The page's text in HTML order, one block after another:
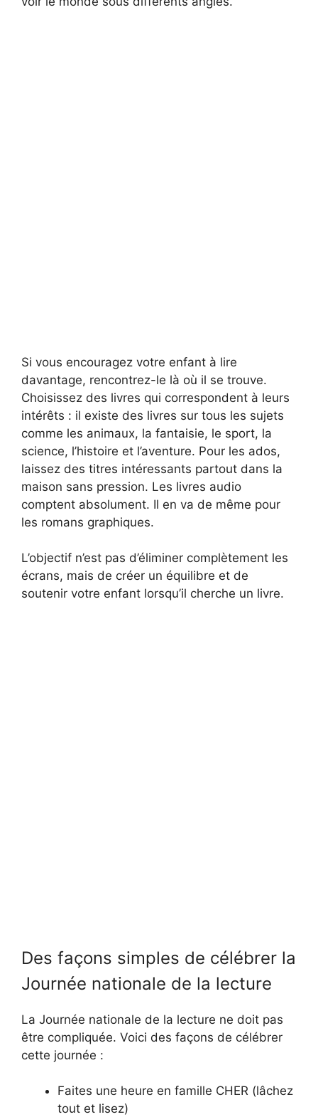
Si vous encouragez votre enfant à lire
davantage, rencontrez-le là où il se trouve.
Choisissez des livres qui correspondent à leurs
intérêts : il existe des livres sur tous les sujets
comme les animaux, la fantaisie, le sport, la
science, l’histoire et l’aventure. Pour les ados,
laissez des titres intéressants partout dans la
maison sans pression. Les livres audio
comptent absolument. Il en va de même pour
les romans graphiques.
L’objectif n’est pas d’éliminer complètement les
écrans, mais de créer un équilibre et de
soutenir votre enfant lorsqu’il cherche un livre.
Des façons simples de célébrer la
Journée nationale de la lecture
La Journée nationale de la lecture ne doit pas
être compliquée. Voici des façons de célébrer
cette journée :
Faites une heure en famille CHER (lâchez
tout et lisez)